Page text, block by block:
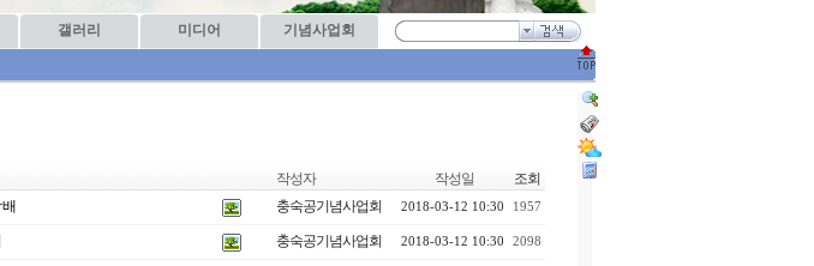
갤러리 미디어 기념사업회
작성자 작성일 조회
충숙공기념사업회 2018-03-12 10:30 1957
충숙공기념사업회 2018-03-12 10:30 2098